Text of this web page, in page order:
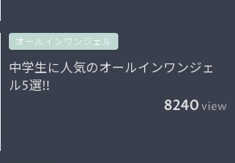
オールインワンジェル
中学生に人気のオールインワンジェ
ル5選!!
8240view